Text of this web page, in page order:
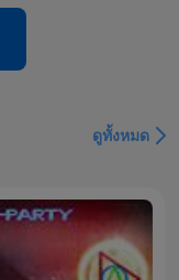
ดูทั้งหมด